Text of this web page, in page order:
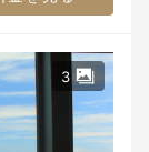
手と想いが込め
3